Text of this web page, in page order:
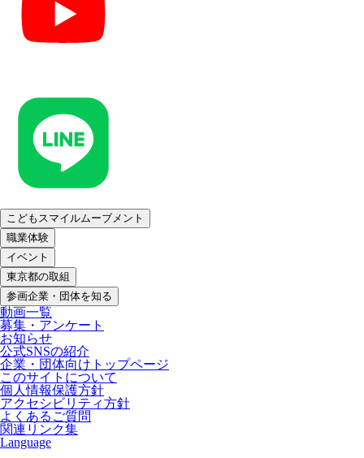
こどもスマイルムーブメント
職業体験
イベント
東京都の取組
参画企業・団体を知る
動画一覧
募集・アンケート
お知らせ
公式SNSの紹介
企業・団体向けトップページ
このサイトについて
個人情報保護方針
アクセシビリティ方針
よくあるご質問
関連リンク集
Language